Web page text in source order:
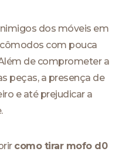
dos móveis em
com pouca
de comprometer a
peças, a presença de
e até prejudicar a
como tirar mofo d0